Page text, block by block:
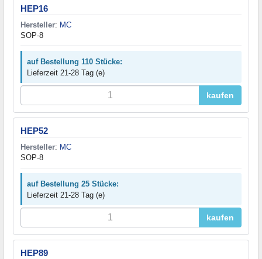
HEP16
Hersteller: MC
SOP-8
auf Bestellung 110 Stücke:
Lieferzeit 21-28 Tag (e)
kaufen
HEP52
Hersteller: MC
SOP-8
auf Bestellung 25 Stücke:
Lieferzeit 21-28 Tag (e)
kaufen
HEP89